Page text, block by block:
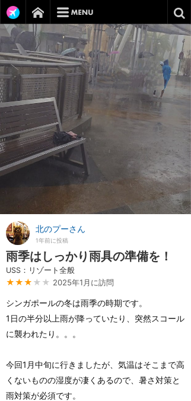
北のプーさん
1年前に投稿
雨季はしっかり雨具の準備を！
USS：リゾート全般
★★★ ★★ 2025年1月に訪問
シンガポールの冬は雨季の時期です。
1日の半分以上雨が降っていたり、突然スコール
に襲われたり。。。
今回1月中旬に行きましたが、気温はそこまで高
くないものの湿度が凄くあるので、暑さ対策と
雨対策が必須です。